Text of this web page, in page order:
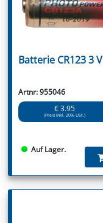
Batterie CR123 3 V
Artnr: 955046
€ 3.95
(Preis inkl. 20% USt.)
Auf Lager.